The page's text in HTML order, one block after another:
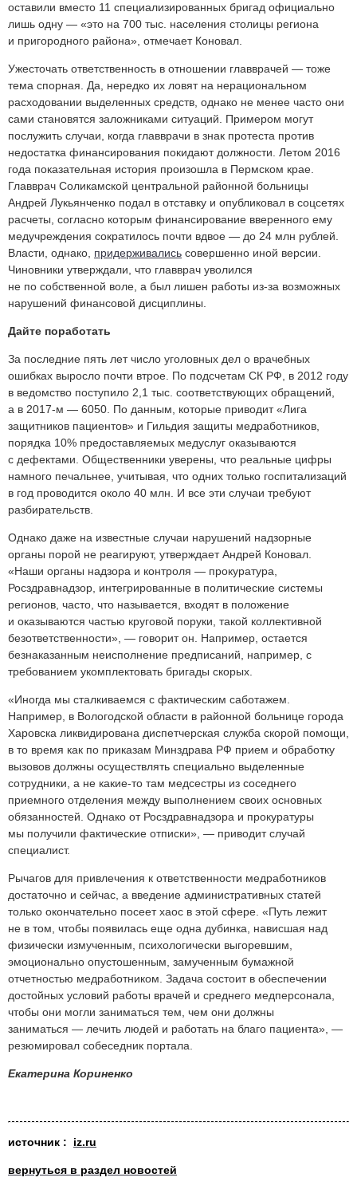
оставили вместо 11 специализированных бригад официально
лишь одну — «это на 700 тыс. населения столицы региона
и пригородного района», отмечает Коновал.
Ужесточать ответственность в отношении главврачей — тоже
тема спорная. Да, нередко их ловят на нерациональном
расходовании выделенных средств, однако не менее часто они
сами становятся заложниками ситуаций. Примером могут
послужить случаи, когда главврачи в знак протеста против
недостатка финансирования покидают должности. Летом 2016
года показательная история произошла в Пермском крае.
Главврач Соликамской центральной районной больницы
Андрей Лукьянченко подал в отставку и опубликовал в соцсетях
расчеты, согласно которым финансирование вверенного ему
медучреждения сократилось почти вдвое — до 24 млн рублей.
Власти, однако, придерживались совершенно иной версии.
Чиновники утверждали, что главврач уволился
не по собственной воле, а был лишен работы из-за возможных
нарушений финансовой дисциплины.
Дайте поработать
За последние пять лет число уголовных дел о врачебных
ошибках выросло почти втрое. По подсчетам СК РФ, в 2012 году
в ведомство поступило 2,1 тыс. соответствующих обращений,
а в 2017-м — 6050. По данным, которые приводит «Лига
защитников пациентов» и Гильдия защиты медработников,
порядка 10% предоставляемых медуслуг оказываются
с дефектами. Общественники уверены, что реальные цифры
намного печальнее, учитывая, что одних только госпитализаций
в год проводится около 40 млн. И все эти случаи требуют
разбирательств.
Однако даже на известные случаи нарушений надзорные
органы порой не реагируют, утверждает Андрей Коновал.
«Наши органы надзора и контроля — прокуратура,
Росздравнадзор, интегрированные в политические системы
регионов, часто, что называется, входят в положение
и оказываются частью круговой поруки, такой коллективной
безответственности», — говорит он. Например, остается
безнаказанным неисполнение предписаний, например, с
требованием укомплектовать бригады скорых.
«Иногда мы сталкиваемся с фактическим саботажем.
Например, в Вологодской области в районной больнице города
Харовска ликвидирована диспетчерская служба скорой помощи,
в то время как по приказам Минздрава РФ прием и обработку
вызовов должны осуществлять специально выделенные
сотрудники, а не какие-то там медсестры из соседнего
приемного отделения между выполнением своих основных
обязанностей. Однако от Росздравнадзора и прокуратуры
мы получили фактические отписки», — приводит случай
специалист.
Рычагов для привлечения к ответственности медработников
достаточно и сейчас, а введение административных статей
только окончательно посеет хаос в этой сфере. «Путь лежит
не в том, чтобы появилась еще одна дубинка, нависшая над
физически измученным, психологически выгоревшим,
эмоционально опустошенным, замученным бумажной
отчетностью медработником. Задача состоит в обеспечении
достойных условий работы врачей и среднего медперсонала,
чтобы они могли заниматься тем, чем они должны
заниматься — лечить людей и работать на благо пациента», —
резюмировал собеседник портала.
Екатерина Кориненко
источник : iz.ru
вернуться в раздел новостей